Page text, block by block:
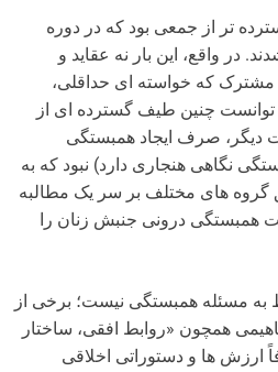
تر از جمعی بود که در دوره
در واقع، این بار نه عقاید و
که خواسته ای حداقلی،
چنین طیف گسترده ای از
دیگر، صرف ایجاد همبستگی
نگاهی هنجاری دارد) نبود که به
گروه های مختلف بر سر یک مطالبه
همبستگی درونی جنبش زنان را
به مسئله همبستگی نیست؛ برخی از
همچون «روابط افقی، ساختار
ارزش ها و دستوراتی اخلاقی